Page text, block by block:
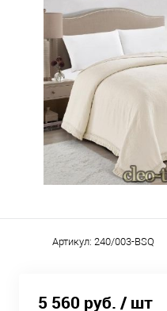
Артикул: 240/003-BSQ
5 560 руб. / шт